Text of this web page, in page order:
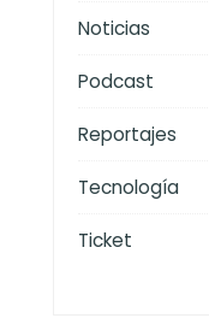
Noticias
Podcast
Reportajes
Tecnología
Ticket